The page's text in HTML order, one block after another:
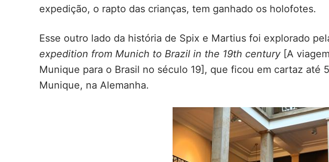
expedição, o rapto das crianças, tem ganhado os holofotes.
Esse outro lado da história de Spix e Martius foi explorado
expedition from Munich to Brazil in the 19th century [A
Munique para o Brasil no século 19], que ficou em cartaz
Munique, na Alemanha.